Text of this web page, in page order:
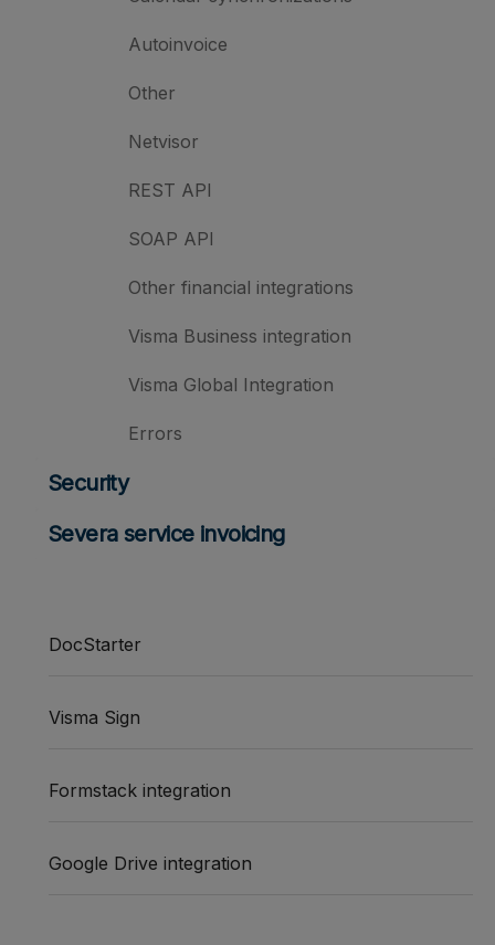
Autoinvoice
Other
Netvisor
REST API
SOAP API
Other financial integrations
Visma Business integration
Visma Global Integration
Errors
Security
Severa service invoicing
DocStarter
Visma Sign
Formstack integration
Google Drive integration